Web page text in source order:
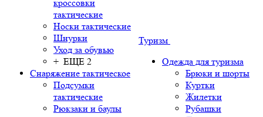
кроссовки
тактические
Носки тактические
Шнурки
Уход за обувью
+ ЕЩЕ 2
Снаряжение тактическое
Подсумки
тактические
Рюкзаки и баулы
Туризм
Одежда для туризма
Брюки и шорты
Куртки
Жилетки
Рубашки